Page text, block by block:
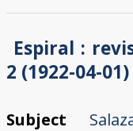
Espiral :
2 (1922-04-01)
Subject